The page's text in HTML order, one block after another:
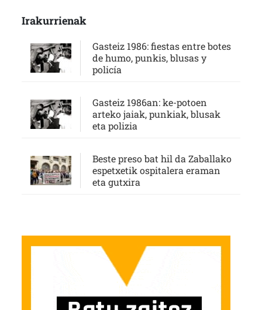
Irakurrienak
Gasteiz 1986: fiestas entre botes
de humo, punkis, blusas y
policía
Gasteiz 1986an: ke-potoen
arteko jaiak, punkiak, blusak
eta polizia
Beste preso bat hil da Zaballako
espetxetik ospitalera eraman
eta gutxira